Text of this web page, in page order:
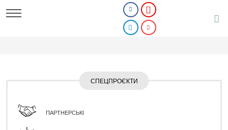
СПЕЦПРОЄКТИ
ПАРТНЕРСЬКІ